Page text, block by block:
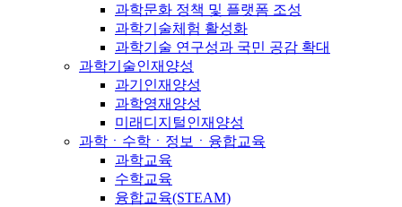
과학문화 정책 및 플랫폼 조성
과학기술체험 활성화
과학기술 연구성과 국민 공감 확대
과학기술인재양성
과기인재양성
과학영재양성
미래디지털인재양성
과학ㆍ수학ㆍ정보ㆍ융합교육
과학교육
수학교육
융합교육(STEAM)